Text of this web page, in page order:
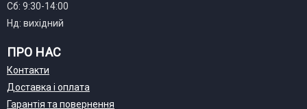
Сб: 9:30-14:00
Нд: вихідний
ПРО НАС
Контакти
Доставка і оплата
Гарантія та повернення